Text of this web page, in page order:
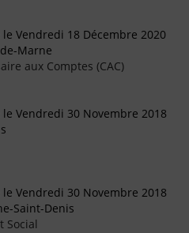
Vendredi 18 Décembre 2020
Marne
aux Comptes (CAC)
Vendredi 30 Novembre 2018
Vendredi 30 Novembre 2018
Saint-Denis
Social